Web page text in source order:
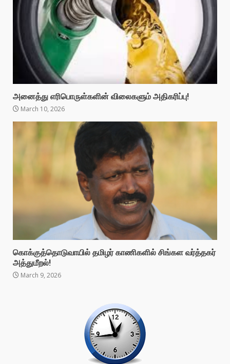
அனைத்து எரிபொருள்களின் விலைகளும் அதிகரிப்பு!
March 10, 2026
கொக்குத்தொடுவாயில் தமிழர் காணிகளில் சிங்கள வர்த்தகர்
அத்துமீறல்!
March 9, 2026